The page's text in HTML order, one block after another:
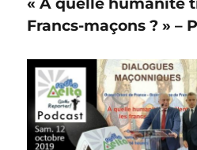
Francs-maçons ? » –